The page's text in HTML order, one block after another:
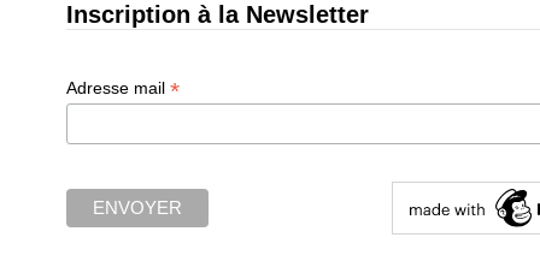
Inscription à la Newsletter
Adresse mail *